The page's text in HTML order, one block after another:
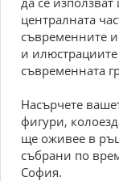
централната
съвременните
и
съвременната
Насърчете
фигури,
ще оживее в
събрани по
София.